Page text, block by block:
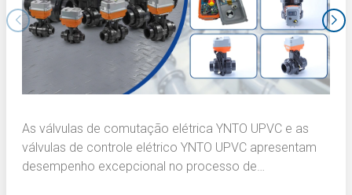
As válvulas de comutação elétrica YNTO UPVC e as
válvulas de controle elétrico YNTO UPVC apresentam
desempenho excepcional no processo de